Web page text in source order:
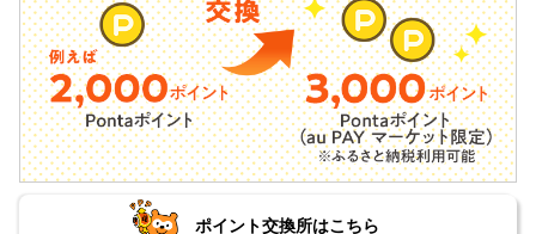
ポイント交換所はこちら